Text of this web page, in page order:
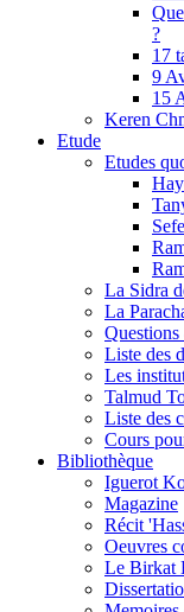
?
17
9
15
Keren
Etude
Etudes
La Sidra
La
Liste des
Les
Talmud
Liste des
Cours
Bibliothèque
Iguerot
Magazine
Récit
Oeuvres
Le Birkat